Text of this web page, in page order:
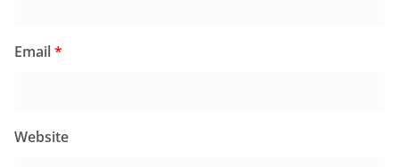
Email*
Website